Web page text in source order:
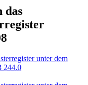
das